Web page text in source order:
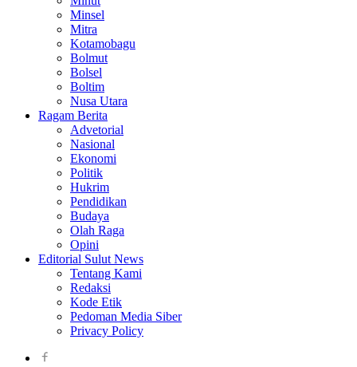
Minsel
Mitra
Kotamobagu
Bolmut
Bolsel
Boltim
Nusa Utara
Ragam Berita
Advetorial
Nasional
Ekonomi
Politik
Hukrim
Pendidikan
Budaya
Olah Raga
Opini
Editorial Sulut News
Tentang Kami
Redaksi
Kode Etik
Pedoman Media Siber
Privacy Policy